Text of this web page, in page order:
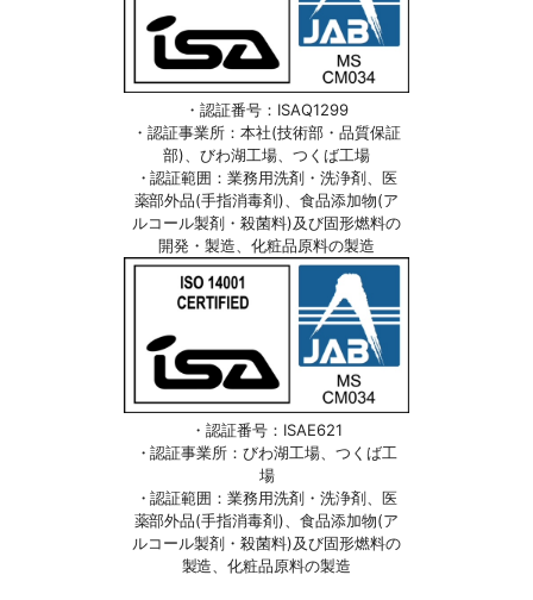
・認証番号：ISAQ1299
・認証事業所：本社(技術部・品質保証
部)、びわ湖工場、つくば工場
・認証範囲：業務用洗剤・洗浄剤、医
薬部外品(手指消毒剤)、食品添加物(ア
ルコール製剤・殺菌料)及び固形燃料の
開発・製造、化粧品原料の製造
・認証番号：ISAE621
・認証事業所：びわ湖工場、つくば工
場
・認証範囲：業務用洗剤・洗浄剤、医
薬部外品(手指消毒剤)、食品添加物(ア
ルコール製剤・殺菌料)及び固形燃料の
製造、化粧品原料の製造